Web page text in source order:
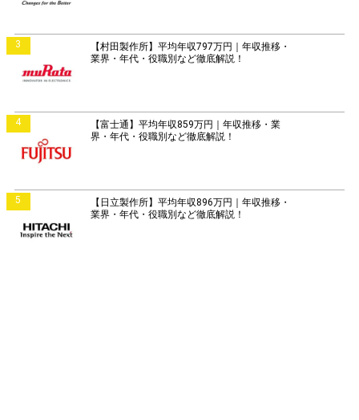
3
【村田製作所】平均年収797万円｜年収推移・
業界・年代・役職別など徹底解説！
4
【富士通】平均年収859万円｜年収推移・業
界・年代・役職別など徹底解説！
5
【日立製作所】平均年収896万円｜年収推移・
業界・年代・役職別など徹底解説！